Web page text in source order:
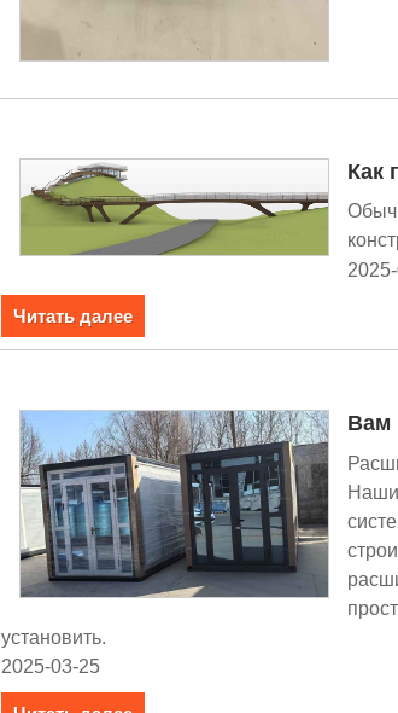
Как
Читать далее
Вам
Наши
установить.
2025-03-25